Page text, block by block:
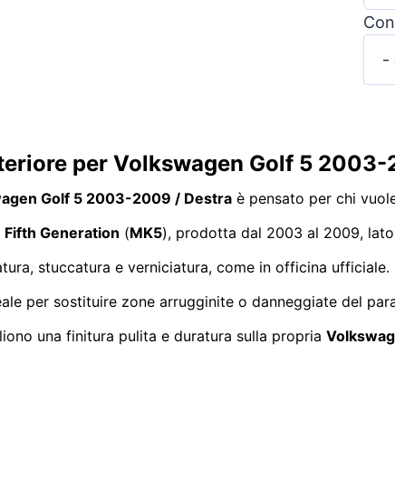
-
per Volkswagen Golf 5
Golf 5 2003-2009 / Destra è pensato per chi
Fifth Generation (MK5), prodotta dal 2003 al 2009,
stuccatura e verniciatura, come in officina
per sostituire zone arrugginite o danneggiate del
una finitura pulita e duratura sulla propria